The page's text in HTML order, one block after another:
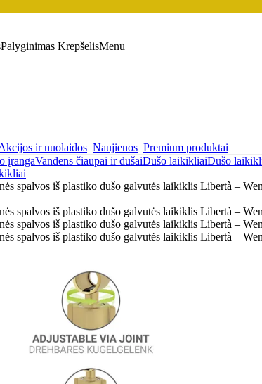
Palyginimas KrepšelisMenu
ir nuolaidos Naujienos Premium produktai
įrangaVandens čiaupai ir dušaiDušo laikikliaiDušo